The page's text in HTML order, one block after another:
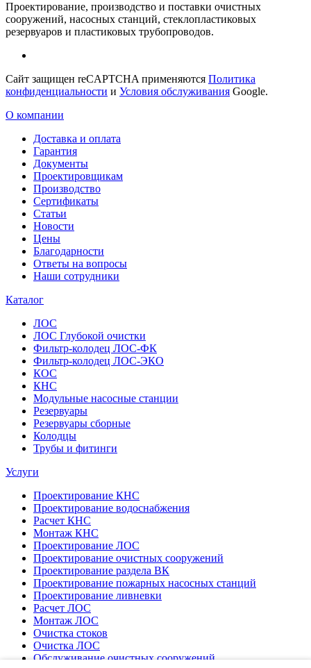
Проектирование, производство и поставки очистных
сооружений, насосных станций, стеклопластиковых
резервуаров и пластиковых трубопроводов.
Сайт защищен reCAPTCHA применяются Политика
конфиденциальности и Условия обслуживания Google.
О компании
Доставка и оплата
Гарантия
Документы
Проектировщикам
Производство
Сертификаты
Статьи
Новости
Цены
Благодарности
Ответы на вопросы
Наши сотрудники
Каталог
ЛОС
ЛОС Глубокой очистки
Фильтр-колодец ЛОС-ФК
Фильтр-колодец ЛОС-ЭКО
КОС
КНС
Модульные насосные станции
Резервуары
Резервуары сборные
Колодцы
Трубы и фитинги
Услуги
Проектирование КНС
Проектирование водоснабжения
Расчет КНС
Монтаж КНС
Проектирование ЛОС
Проектирование очистных сооружений
Проектирование раздела ВК
Проектирование пожарных насосных станций
Проектирование ливневки
Расчет ЛОС
Монтаж ЛОС
Очистка стоков
Очистка ЛОС
Обслуживание очистных сооружений